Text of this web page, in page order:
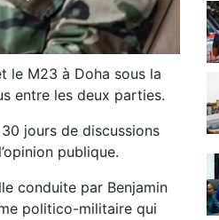
le M23 à Doha sous la
entre les deux parties.
jours de discussions
publique.
conduite par Benjamin
politico-militaire qui